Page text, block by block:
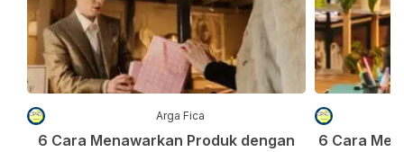
Arga Fica
6 Cara Menawarkan Produk dengan
6 Cara